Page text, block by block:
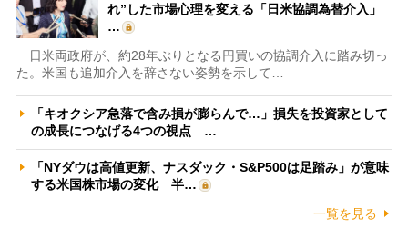
れ”した市場心理を変える「日米協調為替介入」
…
日米両政府が、約28年ぶりとなる円買いの協調介入に踏み切っ
た。米国も追加介入を辞さない姿勢を示して…
「キオクシア急落で含み損が膨らんで…」損失を投資家として
の成長につなげる4つの視点 …
「NYダウは高値更新、ナスダック・S&P500は足踏み」が意味
する米国株市場の変化 半…
一覧を見る